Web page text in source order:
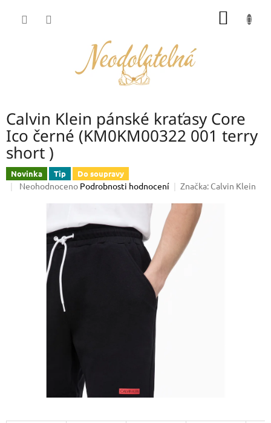
Calvin Klein pánské kraťasy Core
Ico černé (KM0KM00322 001 terry
short )
Novinka Tip Do soupravy
Průměrné
hvězdiček.
Neohodnoceno Podrobnosti hodnocení Značka: Calvin Klein